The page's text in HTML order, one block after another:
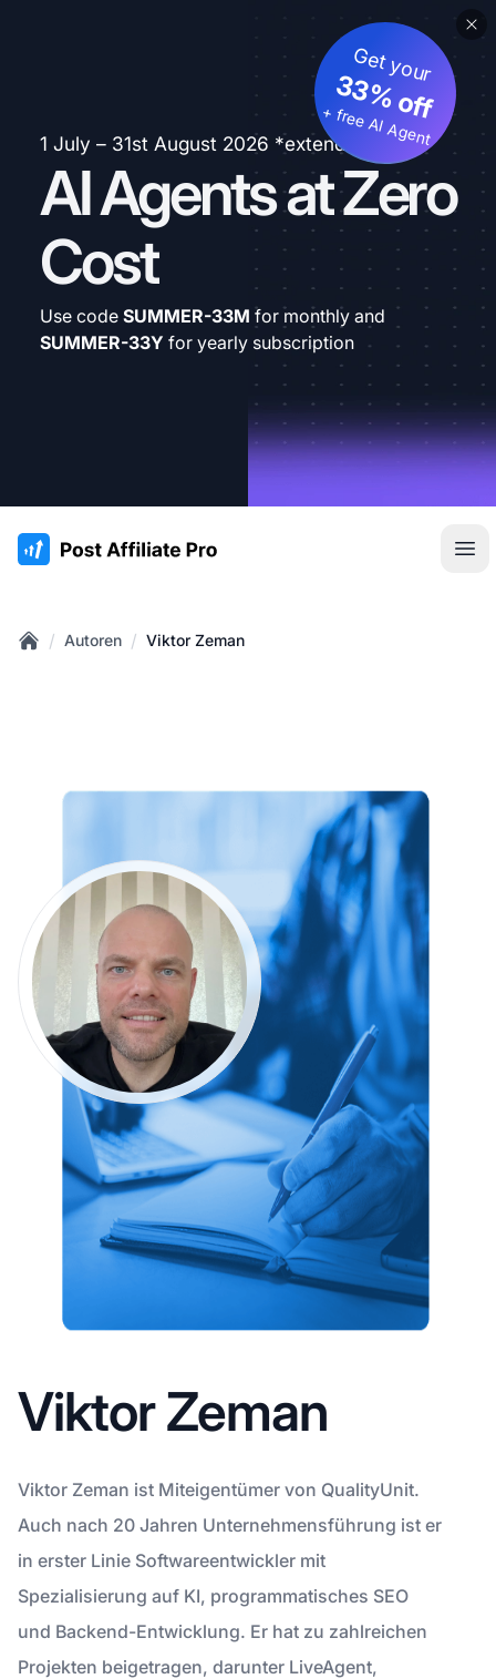
1 July – 31st August 2026 *extended
AI Agents at Zero
Cost
Get your
33% off
+ free AI Agent
Use code SUMMER-33M for monthly and
SUMMER-33Y for yearly subscription
:site.title
/ Autoren / Viktor Zeman
Viktor Zeman
Viktor Zeman ist Miteigentümer von QualityUnit.
Auch nach 20 Jahren Unternehmensführung ist er
in erster Linie Softwareentwickler mit
Spezialisierung auf KI, programmatisches SEO
und Backend-Entwicklung. Er hat zu zahlreichen
Projekten beigetragen, darunter LiveAgent,